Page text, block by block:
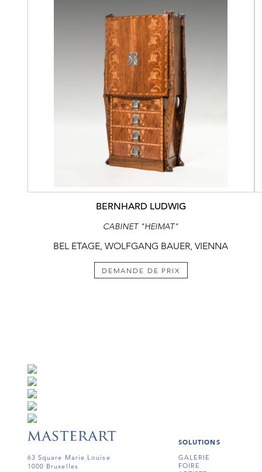
BERNHARD LUDWIG
CABINET "HEIMAT"
BEL ETAGE, WOLFGANG BAUER, VIENNA
DEMANDE DE PRIX
63 Square Marie Louise
1000 Bruxelles
SOLUTIONS
GALERIE
FOIRE